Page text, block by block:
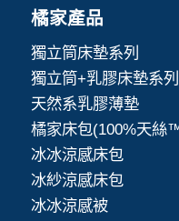
橘家產品
獨立筒床墊系列
獨立筒+乳膠床墊系列
天然系乳膠薄墊
橘家床包(100%天絲
冰冰涼感床包
冰紗涼感床包
冰冰涼感被